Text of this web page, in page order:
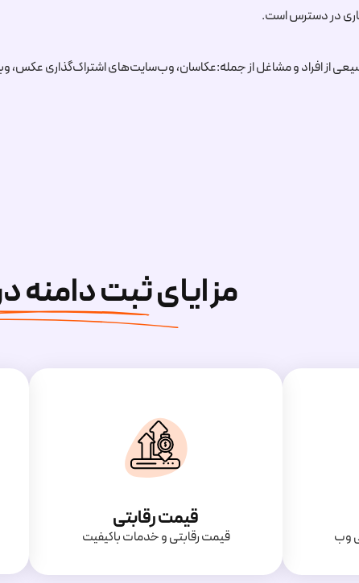
در دسترس است.
از افراد و مشاغل از جمله:عکاسان، وب‌سایت‌های اشتراک‌گذاری عکس،
مزایای ثبت
وب
قیمت رقابتی
قیمت‌ رقابتی و خدمات باکیفیت